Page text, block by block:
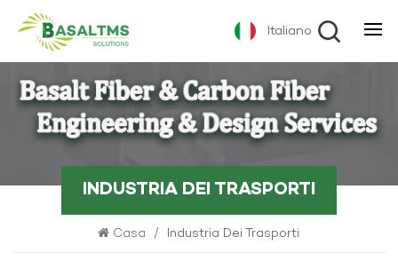
Italiano
INDUSTRIA DEI TRASPORTI
Casa / Industria Dei Trasporti